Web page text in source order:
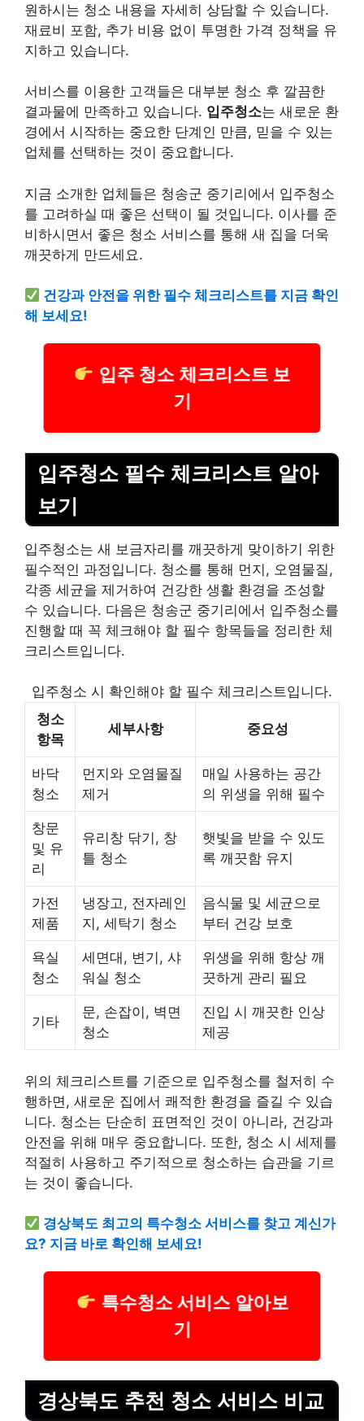
원하시는 청소 내용을 자세히 상담할 수 있습니다.
재료비 포함, 추가 비용 없이 투명한 가격 정책을 유
지하고 있습니다.
서비스를 이용한 고객들은 대부분 청소 후 깔끔한
결과물에 만족하고 있습니다. 입주청소는 새로운 환
경에서 시작하는 중요한 단계인 만큼, 믿을 수 있는
업체를 선택하는 것이 중요합니다.
지금 소개한 업체들은 청송군 중기리에서 입주청소
를 고려하실 때 좋은 선택이 될 것입니다. 이사를 준
비하시면서 좋은 청소 서비스를 통해 새 집을 더욱
깨끗하게 만드세요.
건강과 안전을 위한 필수 체크리스트를 지금 확인
해 보세요!
입주 청소 체크리스트 보
기
입주청소 필수 체크리스트 알아
보기
입주청소는 새 보금자리를 깨끗하게 맞이하기 위한
필수적인 과정입니다. 청소를 통해 먼지, 오염물질,
각종 세균을 제거하여 건강한 생활 환경을 조성할
수 있습니다. 다음은 청송군 중기리에서 입주청소를
진행할 때 꼭 체크해야 할 필수 항목들을 정리한 체
크리스트입니다.
입주청소 시 확인해야 할 필수 체크리스트입니다.
청소
항목
세부사항 중요성
바닥
청소
먼지와 오염물질
제거
매일 사용하는 공간
의 위생을 위해 필수
창문
및 유
리
유리창 닦기, 창
틀 청소
햇빛을 받을 수 있도
록 깨끗함 유지
가전
제품
냉장고, 전자레인
지, 세탁기 청소
음식물 및 세균으로
부터 건강 보호
욕실
청소
세면대, 변기, 샤
워실 청소
위생을 위해 항상 깨
끗하게 관리 필요
기타
문, 손잡이, 벽면
청소
진입 시 깨끗한 인상
제공
위의 체크리스트를 기준으로 입주청소를 철저히 수
행하면, 새로운 집에서 쾌적한 환경을 즐길 수 있습
니다. 청소는 단순히 표면적인 것이 아니라, 건강과
안전을 위해 매우 중요합니다. 또한, 청소 시 세제를
적절히 사용하고 주기적으로 청소하는 습관을 기르
는 것이 좋습니다.
경상북도 최고의 특수청소 서비스를 찾고 계신가
요? 지금 바로 확인해 보세요!
특수청소 서비스 알아보
기
경상북도 추천 청소 서비스 비교